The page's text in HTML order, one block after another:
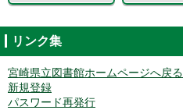
リンク集
宮崎県立図書館ホームページへ戻る
新規登録
パスワード再発行